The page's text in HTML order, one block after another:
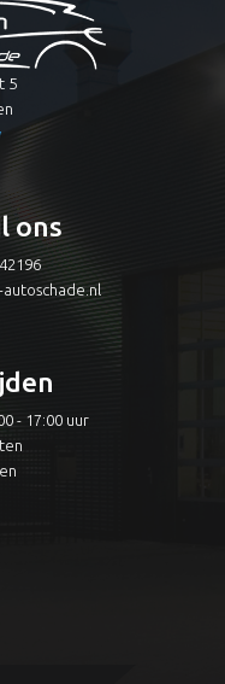
5
ons
- 17:00 uur